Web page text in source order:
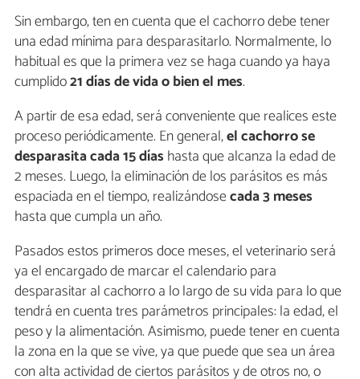
Sin embargo, ten en cuenta que el cachorro debe tener
una edad mínima para desparasitarlo. Normalmente, lo
habitual es que la primera vez se haga cuando ya haya
cumplido21 días de vida o bien el mes.
A partir de esa edad, será conveniente que realices este
proceso periódicamente. En general,el cachorro se
desparasita cada 15 días hasta que alcanza la edad de
2 meses. Luego, la eliminación de los parásitos es más
espaciada en el tiempo, realizándosecada 3 meses
hasta que cumpla un año.
Pasados estos primeros doce meses, el veterinario será
ya el encargado de marcar el calendario para
desparasitar al cachorro a lo largo de su vida para lo que
tendrá en cuenta tres parámetros principales: la edad, el
peso y la alimentación. Asimismo, puede tener en cuenta
la zona en la que se vive, ya que puede que sea un área
con alta actividad de ciertos parásitos y de otros no, o